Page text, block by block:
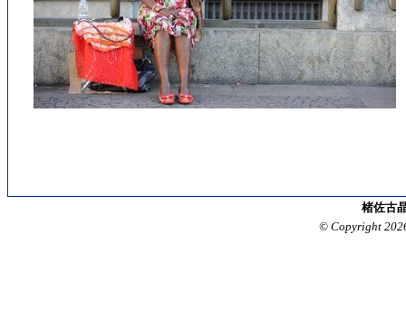
楮佐古
© Copyright